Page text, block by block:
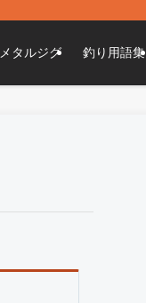
タルジグ 釣り用語集